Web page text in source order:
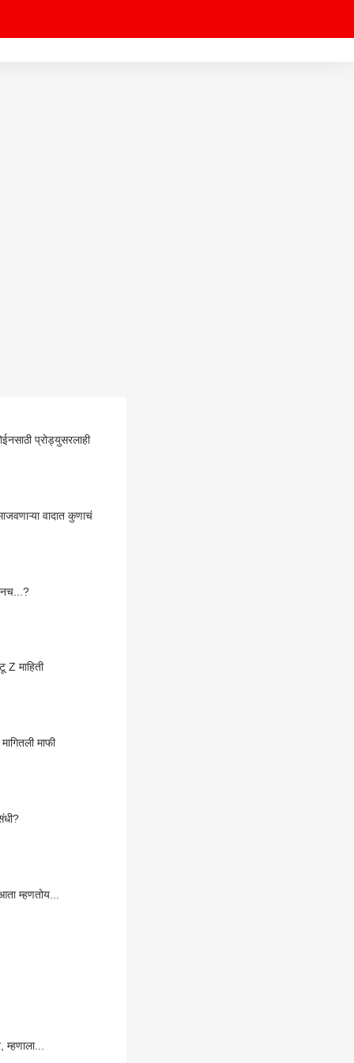
प्रोड्युसरलाही
वादात कुणाचं
रणवीर सिंहनं का सोडला 'डॉन 3'? फरहान अख्तरसोबत नेमकं बिनसलं कुठे? इंडस्ट्रीतल्या वादाची A टू Z माहिती
माफी
म्हणतोय...